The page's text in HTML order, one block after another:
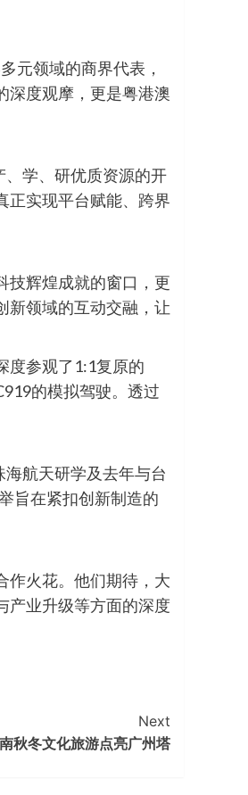
元领域的商界代表，
深度观摩，更是粤港澳
、学、研优质资源的开
正实现平台赋能、跨界
技辉煌成就的窗口，更
新领域的互动交融，让
度参观了1:1复原的
的模拟驾驶。透过
航天研学及去年与台
旨在紧扣创新制造的
作火花。他们期待，大
产业升级等方面的深度
Next
秋冬文化旅游点亮广州塔